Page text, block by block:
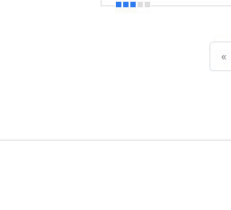
50 %
«